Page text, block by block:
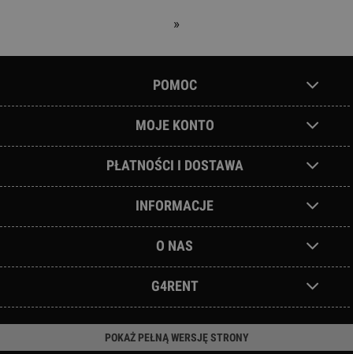
»
POMOC
MOJE KONTO
PŁATNOŚCI I DOSTAWA
INFORMACJE
O NAS
G4RENT
POKAŻ PEŁNĄ WERSJĘ STRONY